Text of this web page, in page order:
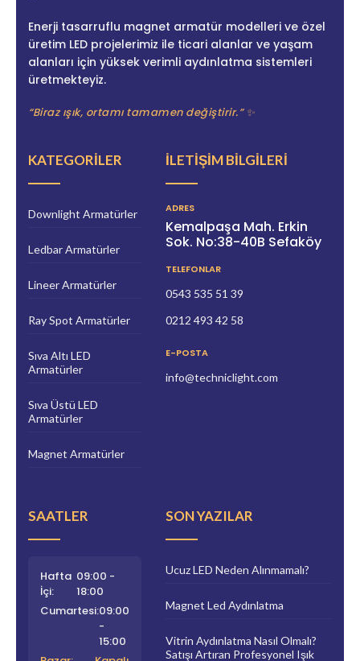
Enerji tasarruflu magnet armatür modelleri ve özel
üretim LED projelerimiz ile ticari alanlar ve yaşam
alanları için yüksek verimli aydınlatma sistemleri
üretmekteyiz.
“Biraz ışık, ortamı tamamen değiştirir.” ✨
KATEGORILER
Downlight Armatürler
Ledbar Armatürler
Lineer Armatürler
Ray Spot Armatürler
Sıva Altı LED
Armatürler
Sıva Üstü LED
Armatürler
Magnet Armatürler
İLETIŞIM BILGILERI
ADRES
Kemalpaşa Mah. Erkin
Sok. No:38-40B Sefaköy
TELEFONLAR
0543 535 51 39
0212 493 42 58
E-POSTA
info@techniclight.com
SAATLER
Hafta
İçi:
09:00 -
18:00
Cumartesi:09:00
-
15:00
SON YAZILAR
Ucuz LED Neden Alınmamalı?
Magnet Led Aydınlatma
Vitrin Aydınlatma Nasıl Olmalı?
Satışı Artıran Profesyonel Işık